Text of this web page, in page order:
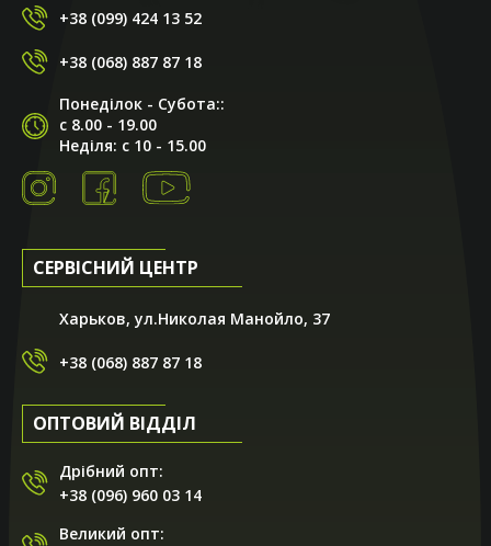
+38 (099) 424 13 52
+38 (068) 887 87 18
Понеділок - Субота::
с 8.00 - 19.00
Неділя: с 10 - 15.00
СЕРВІСНИЙ ЦЕНТР
Харьков, ул.Николая Манойло, 37
+38 (068) 887 87 18
ОПТОВИЙ ВІДДІЛ
Дрібний опт:
+38 (096) 960 03 14
Великий опт: